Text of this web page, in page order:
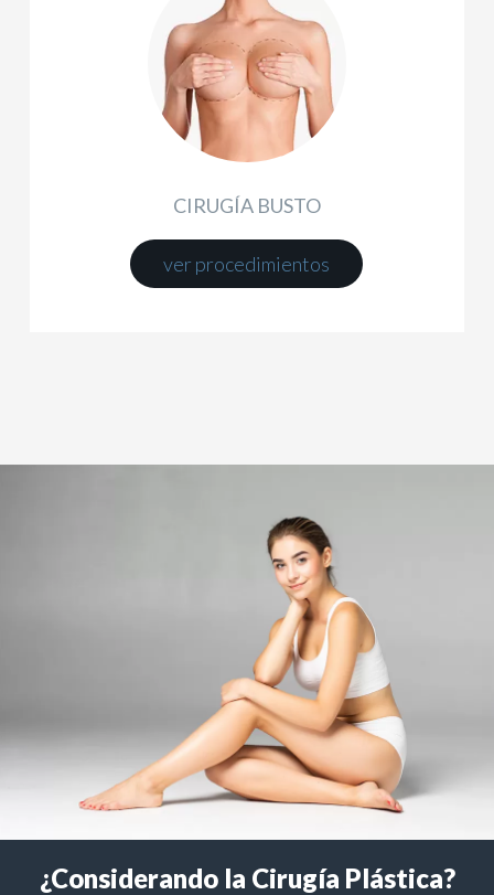
CIRUGÍA BUSTO
ver procedimientos
¿Considerando la Cirugía Plástica?